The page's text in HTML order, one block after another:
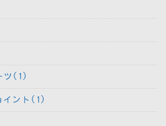
ツ(1)
イント(1)